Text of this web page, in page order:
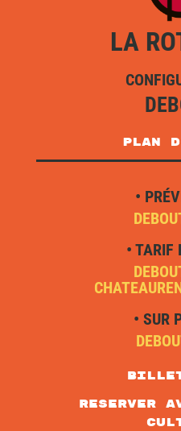
LA
plan
•
• TARIF
• SUR
RESERVER